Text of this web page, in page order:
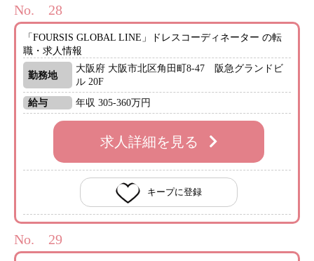
No.
「FOURSIS GLOBAL LINE」ドレスコーディネーター の転
職・求人情報
勤務地
大阪府 大阪市北区角田町8-47 阪急グランドビ
ル 20F
給与
年収 305-360万円
求人詳細を見る
キープに登録
No.